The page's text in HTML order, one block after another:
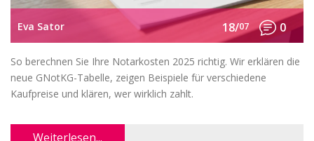
Eva Sator 18/07 0
So berechnen Sie Ihre Notarkosten 2025 richtig. Wir erklären die
neue GNotKG-Tabelle, zeigen Beispiele für verschiedene
Kaufpreise und klären, wer wirklich zahlt.
Weiterlesen...